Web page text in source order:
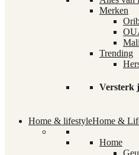
Merken
Trending
Versterk
Home & lifestyleHome &
Home